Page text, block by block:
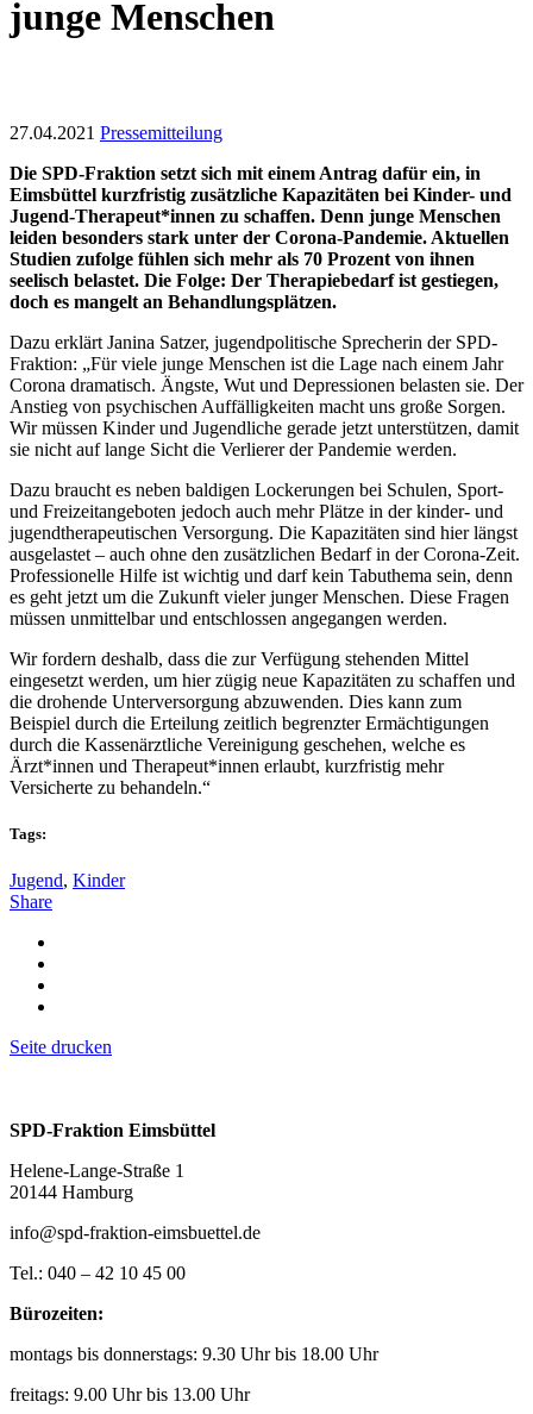
junge Menschen
27.04.2021 Pressemitteilung
Die SPD-Fraktion setzt sich mit einem Antrag dafür ein, in
Eimsbüttel kurzfristig zusätzliche Kapazitäten bei Kinder- und
Jugend-Therapeut*innen zu schaffen. Denn junge Menschen
leiden besonders stark unter der Corona-Pandemie. Aktuellen
Studien zufolge fühlen sich mehr als 70 Prozent von ihnen
seelisch belastet. Die Folge: Der Therapiebedarf ist gestiegen,
doch es mangelt an Behandlungsplätzen.
Dazu erklärt Janina Satzer, jugendpolitische Sprecherin der SPD-
Fraktion: „Für viele junge Menschen ist die Lage nach einem Jahr
Corona dramatisch. Ängste, Wut und Depressionen belasten sie. Der
Anstieg von psychischen Auffälligkeiten macht uns große Sorgen.
Wir müssen Kinder und Jugendliche gerade jetzt unterstützen, damit
sie nicht auf lange Sicht die Verlierer der Pandemie werden.
Dazu braucht es neben baldigen Lockerungen bei Schulen, Sport-
und Freizeitangeboten jedoch auch mehr Plätze in der kinder- und
jugendtherapeutischen Versorgung. Die Kapazitäten sind hier längst
ausgelastet – auch ohne den zusätzlichen Bedarf in der Corona-Zeit.
Professionelle Hilfe ist wichtig und darf kein Tabuthema sein, denn
es geht jetzt um die Zukunft vieler junger Menschen. Diese Fragen
müssen unmittelbar und entschlossen angegangen werden.
Wir fordern deshalb, dass die zur Verfügung stehenden Mittel
eingesetzt werden, um hier zügig neue Kapazitäten zu schaffen und
die drohende Unterversorgung abzuwenden. Dies kann zum
Beispiel durch die Erteilung zeitlich begrenzter Ermächtigungen
durch die Kassenärztliche Vereinigung geschehen, welche es
Ärzt*innen und Therapeut*innen erlaubt, kurzfristig mehr
Versicherte zu behandeln.“
Tags:
Jugend, Kinder
Share
Seite drucken
SPD-Fraktion Eimsbüttel
Helene-Lange-Straße 1
20144 Hamburg
info@spd-fraktion-eimsbuettel.de
Tel.: 040 – 42 10 45 00
Bürozeiten:
montags bis donnerstags: 9.30 Uhr bis 18.00 Uhr
freitags: 9.00 Uhr bis 13.00 Uhr